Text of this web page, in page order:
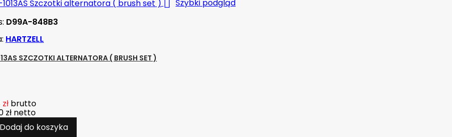
 Szybki podgląd
D99A-848B3
HARTZELL
SZCZOTKI ALTERNATORA ( BRUSH SET )
brutto
zł netto
Dodaj do koszyka